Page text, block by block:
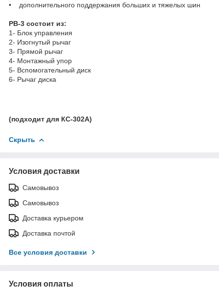
• дополнительного поддержания больших и тяжелых шин
РВ-3 состоит из:
1- Блок управления
2- Изогнутый рычаг
3- Прямой рычаг
4- Монтажный упор
5- Вспомогательный диск
6- Рычаг диска
(подходит для КС-302А)
Скрыть
Условия доставки
Самовывоз
Самовывоз
Доставка курьером
Доставка почтой
Все условия доставки
Условия оплаты